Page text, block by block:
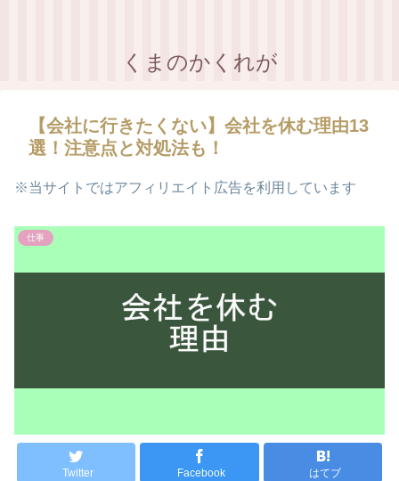
くまのかくれが
【会社に行きたくない】会社を休む理由13
選！注意点と対処法も！
※当サイトではアフィリエイト広告を利用しています
仕事
Twitter Facebook はてブ